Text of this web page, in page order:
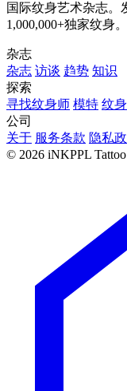
国际纹身艺术杂志。
1,000,000+独家纹身。
杂志
杂志 访谈 趋势 知识
探索
寻找纹身师 模特 纹
公司
关于 服务条款 隐私
© 2026 iNKPPL